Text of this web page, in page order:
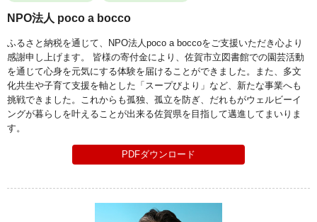
NPO法人 poco a bocco
ふるさと納税を通じて、NPO法人poco a boccoをご支援いただき心より
感謝申し上げます。 皆様の寄付金により、佐賀市立図書館での園芸活動
を通じて心身を元気にする体験を届けることができました。また、多文
化共生や子育て支援を軸とした「スープびより」など、新たな事業へも
挑戦できました。これからも孤独、孤立を防ぎ、だれもがウェルビーイ
ングが暮らしを叶えることが出来る佐賀県を目指して邁進してまいりま
す。
PDFダウンロード